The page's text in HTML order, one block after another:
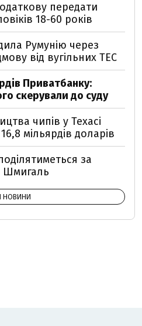
передати
18-60 років
Румунію через
від вугільних ТЕС
Приватбанку:
скерували до суду
чипів у Техасі
мільярдів доларів
за
Шмигаль
НОВИНИ